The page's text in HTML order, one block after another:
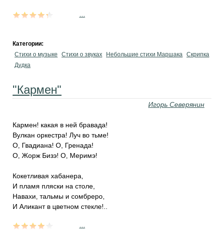
Категории:
Стихи о музыке
Стихи о звуках Небольшие стихи Маршака Скрипка
Дудка
"Кармен"
Игорь Северянин
Кармен! какая в ней бравада!
Вулкан оркестра! Луч во тьме!
О, Гвадиана! О, Гренада!
О, Жорж Бизэ! О, Меримэ!
Кокетливая хабанера,
И пламя пляски на столе,
Навахи, тальмы и сомбреро,
И Аликант в цветном стекле!..